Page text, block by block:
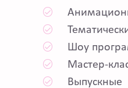
Шоу
Мастер-
Выпускные